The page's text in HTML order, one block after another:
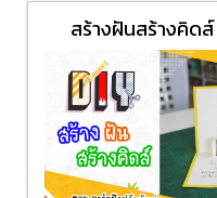
สร้างฝันสร้างคิด